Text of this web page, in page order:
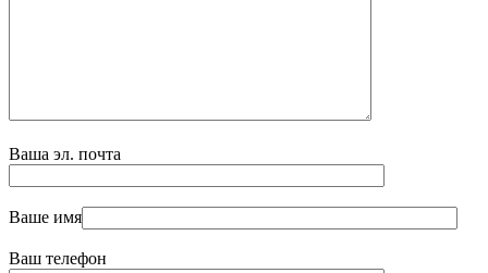
Ваша эл. почта
Ваше имя
Ваш телефон